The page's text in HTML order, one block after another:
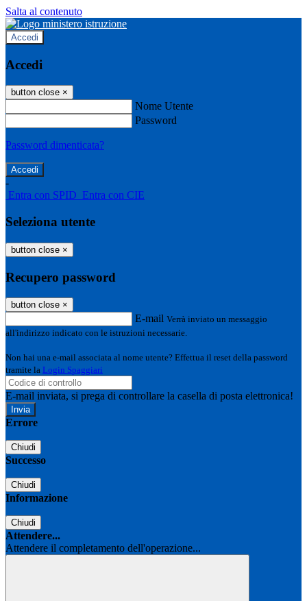
Salta al contenuto
Accedi
Accedi
button close ×
Nome Utente
Password
Password dimenticata?
-
Entra con SPID Entra con CIE
Seleziona utente
button close ×
Recupero password
button close ×
E-mail Verrà inviato un messaggio
all'indirizzo indicato con le istruzioni necessarie.
Non hai una e-mail associata al nome utente? Effettua il reset della password
tramite la Login Spaggiari
E-mail inviata, si prega di controllare la casella di posta elettronica!
Errore
Chiudi
Successo
Chiudi
Informazione
Chiudi
Attendere...
Attendere il completamento dell'operazione...